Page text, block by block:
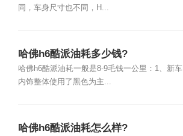
同，车身尺寸也不同，H...
哈佛h6酷派油耗多少钱?
哈佛h6酷派油耗一般是8-9毛钱一公里：1、新车
内饰整体使用了黑色为主...
哈佛h6酷派油耗怎么样?